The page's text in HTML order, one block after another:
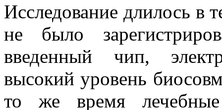
Исследование длилось в
не было
введенный чип,
высокий уровень
то же время